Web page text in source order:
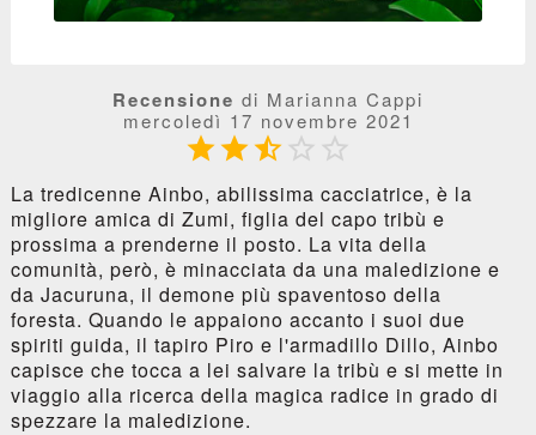
Recensione di Marianna Cappi
mercoledì 17 novembre 2021
  
La tredicenne Ainbo, abilissima cacciatrice, è la
migliore amica di Zumi, figlia del capo tribù e
prossima a prenderne il posto. La vita della
comunità, però, è minacciata da una maledizione e
da Jacuruna, il demone più spaventoso della
foresta. Quando le appaiono accanto i suoi due
spiriti guida, il tapiro Piro e l'armadillo Dillo, Ainbo
capisce che tocca a lei salvare la tribù e si mette in
viaggio alla ricerca della magica radice in grado di
spezzare la maledizione.